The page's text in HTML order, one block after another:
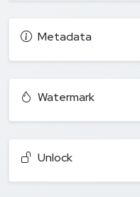
Metadata
Watermark
Unlock